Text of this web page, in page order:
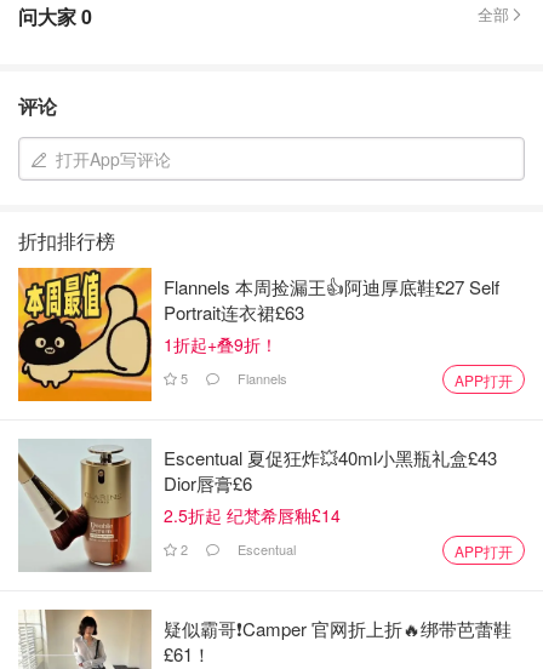
问大家0 全部
评论
打开App写评论
折扣排行榜
Flannels 本周捡漏王👍阿迪厚底鞋£27 Self
Portrait连衣裙£63
1折起+叠9折！
5 Flannels APP打开
Escentual 夏促狂炸💥40ml小黑瓶礼盒£43
Dior唇膏£6
2.5折起 纪梵希唇釉£14
2 Escentual APP打开
疑似霸哥❗️Camper 官网折上折🔥绑带芭蕾鞋
£61！